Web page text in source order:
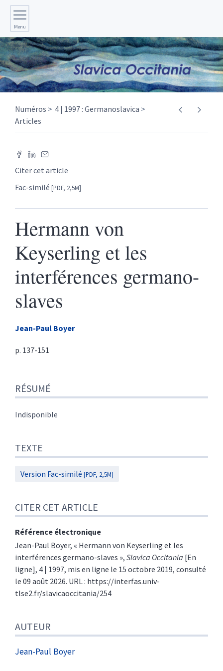
Menu
Numéros
4 | 1997 : Germanoslavica
Articles
Citer cet article
Fac-similé [PDF, 2,5M]
Hermann von
Keyserling et les
interférences germano-
slaves
Jean-Paul Boyer
p. 137-151
Texte
Citer cet article
Auteur
RÉSUMÉ
Indisponible
TEXTE
Version Fac-similé [PDF, 2,5M]
CITER CET ARTICLE
Référence électronique
Jean-Paul Boyer, « Hermann von Keyserling et les
interférences germano-slaves », Slavica Occitania [En
ligne], 4 | 1997, mis en ligne le 15 octobre 2019, consulté
le 09 août 2026. URL : https://interfas.univ-
tlse2.fr/slavicaoccitania/254
AUTEUR
Jean-Paul Boyer